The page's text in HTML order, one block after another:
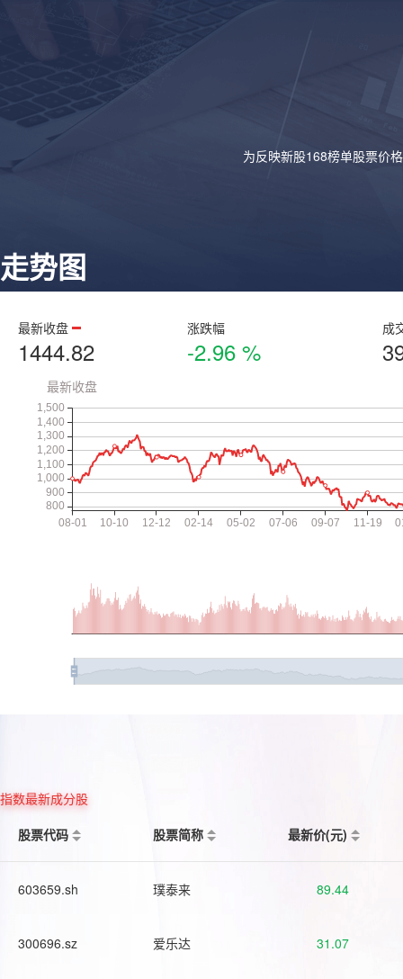
为反映新股168榜单股票价
走势图
最新收盘
1444.82
涨跌幅
-2.96 %
成
指数最新成分股
股票代码
股票简称 最新价(元)
603659.sh 璞泰来 89.44
300696.sz 爱乐达 31.07